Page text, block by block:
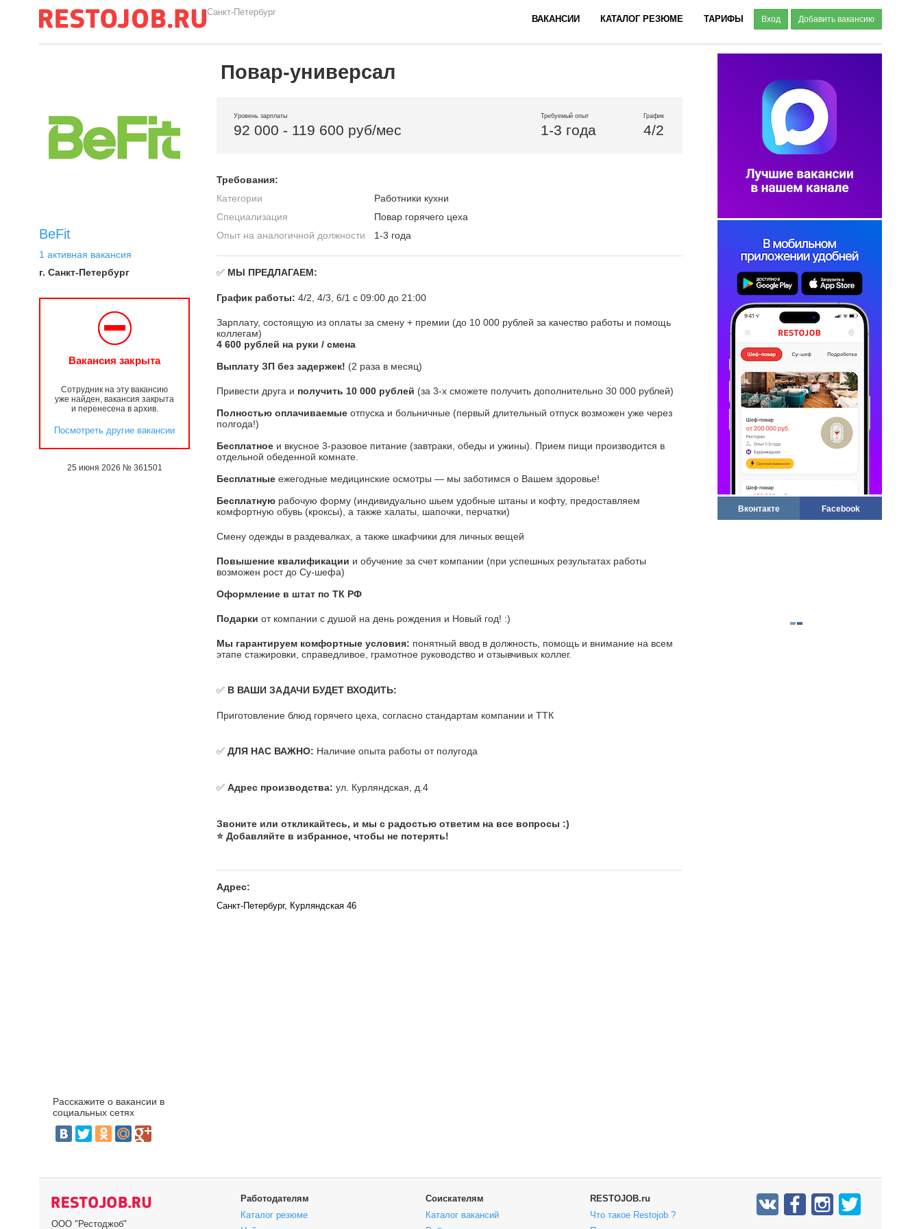
Санкт-Петербург
ВАКАНСИИ КАТАЛОГ РЕЗЮМЕ ТАРИФЫ Вход Добавить вакансию
Вконтакте Facebook
BeFit
1 активная вакансия
г. Санкт-Петербург
Вакансия закрыта
Сотрудник на эту вакансию
уже найден, вакансия закрыта
и перенесена в архив.
Посмотреть другие вакансии
25 июня 2026 № 361501
Повар-универсал
Уровень зарплаты
92 000 - 119 600 руб/мес
Требуемый опыт
1-3 года
График
4/2
Требования:
Категории
Работники кухни
Специализация
Повар горячего цеха
Опыт на аналогичной должности
1-3 года
✅ МЫ ПРЕДЛАГАЕМ:
График работы: 4/2, 4/3, 6/1 с 09:00 до 21:00
Зарплату, состоящую из оплаты за смену + премии (до 10 000 рублей за качество работы и помощь
коллегам)
4 600 рублей на руки / смена
Выплату ЗП без задержек! (2 раза в месяц)
Привести друга и получить 10 000 рублей (за 3-х сможете получить дополнительно 30 000 рублей)
Полностью оплачиваемые отпуска и больничные (первый длительный отпуск возможен уже через
полгода!)
Бесплатное и вкусное 3-разовое питание (завтраки, обеды и ужины). Прием пищи производится в
отдельной обеденной комнате.
Бесплатные ежегодные медицинские осмотры — мы заботимся о Вашем здоровье!
Бесплатную рабочую форму (индивидуально шьем удобные штаны и кофту, предоставляем
комфортную обувь (кроксы), а также халаты, шапочки, перчатки)
Смену одежды в раздевалках, а также шкафчики для личных вещей
Повышение квалификации и обучение за счет компании (при успешных результатах работы
возможен рост до Су-шефа)
Оформление в штат по ТК РФ
Подарки от компании с душой на день рождения и Новый год! :)
Мы гарантируем комфортные условия: понятный ввод в должность, помощь и внимание на всем
этапе стажировки, справедливое, грамотное руководство и отзывчивых коллег.
✅ В ВАШИ ЗАДАЧИ БУДЕТ ВХОДИТЬ:
Приготовление блюд горячего цеха, согласно стандартам компании и ТТК
✅ ДЛЯ НАС ВАЖНО: Наличие опыта работы от полугода
✅ Адрес производства: ул. Курляндская, д.4
Звоните или откликайтесь, и мы с радостью ответим на все вопросы :)
⭐ Добавляйте в избранное, чтобы не потерять!
Адрес:
Санкт-Петербург, Курляндская 46
Расскажите о вакансии в
социальных сетях
ООО "Рестоджоб"
Работодателям
Каталог резюме
Соискателям
Каталог вакансий
RESTOJOB.ru
Что такое Restojob ?